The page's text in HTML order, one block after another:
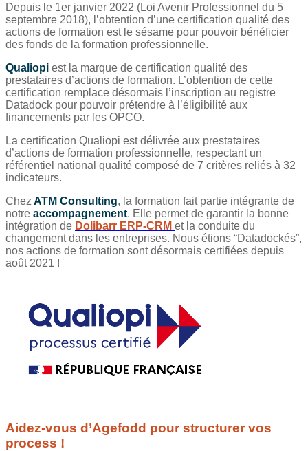
Depuis le 1er janvier 2022 (Loi Avenir Professionnel du 5
septembre 2018), l’obtention d’une certification qualité des
actions de formation est le sésame pour pouvoir bénéficier
des fonds de la formation professionnelle.
Qualiopi est la marque de certification qualité des
prestataires d’actions de formation. L’obtention de cette
certification remplace désormais l’inscription au registre
Datadock pour pouvoir prétendre à l’éligibilité aux
financements par les OPCO.
La certification Qualiopi est délivrée aux prestataires
d’actions de formation professionnelle, respectant un
référentiel national qualité composé de 7 critères reliés à 32
indicateurs.
Chez ATM Consulting, la formation fait partie intégrante de
notre accompagnement. Elle permet de garantir la bonne
intégration de Dolibarr ERP-CRM et la conduite du
changement dans les entreprises. Nous étions “Datadockés”,
nos actions de formation sont désormais certifiées depuis
août 2021 !
Aidez-vous d’Agefodd pour structurer vos
process !